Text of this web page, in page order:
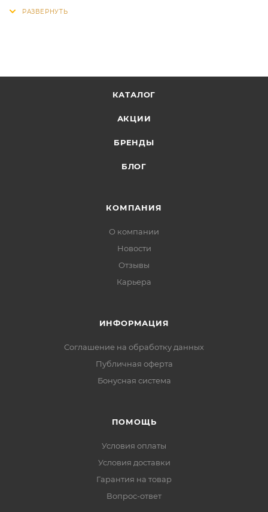
КАТАЛОГ
АКЦИИ
БРЕНДЫ
БЛОГ
КОМПАНИЯ
О компании
Новости
Отзывы
Карьера
ИНФОРМАЦИЯ
Соглашение на обработку данных
Публичная оферта
Бонусная система
ПОМОЩЬ
Условия оплаты
Условия доставки
Гарантия на товар
Вопрос-ответ